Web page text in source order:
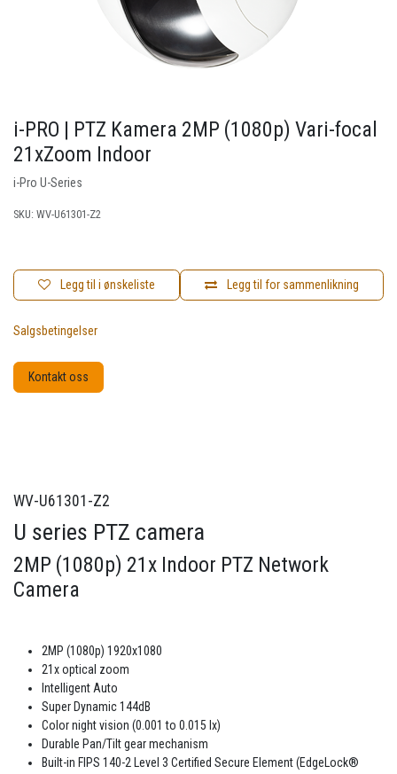
i-PRO | PTZ Kamera 2MP (1080p) Vari-focal
21xZoom Indoor
i-Pro U-Series
SKU: WV-U61301-Z2
Legg til for sammenlikning
Legg til i ønskeliste
Salgsbetingelser
Kontakt oss
WV-U61301-Z2
U series PTZ camera
2MP (1080p) 21x Indoor PTZ Network
Camera
2MP (1080p) 1920x1080
21x optical zoom
Intelligent Auto
Super Dynamic 144dB
Color night vision (0.001 to 0.015 lx)
Durable Pan/Tilt gear mechanism
Built-in FIPS 140-2 Level 3 Certified Secure Element (EdgeLock®